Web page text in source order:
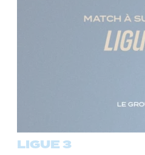
LIGUE 3